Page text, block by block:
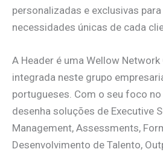
personalizadas e exclusivas
necessidades únicas de cada
A Header é uma Wellow
integrada neste grupo
portugueses. Com o seu foco
desenha soluções de Executive
Management, Assessments,
Desenvolvimento de Talento,